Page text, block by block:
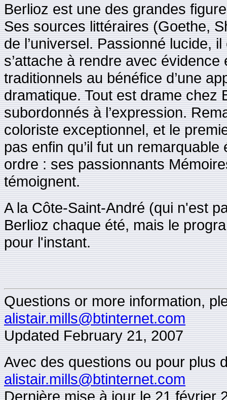
Berlioz est une des grandes
Ses sources littéraires (Goethe,
de l’universel. Passionné lucide,
s’attache à rendre avec
traditionnels au bénéfice d’une
dramatique. Tout est drame chez
subordonnés à l’expression.
coloriste exceptionnel, et le
pas enfin qu’il fut un
ordre : ses passionnants
témoignent.
A la Côte-Saint-André (qui n'est
Berlioz chaque été, mais le
pour l'instant.
Questions or more information,
alistair.mills@btinternet.com
Updated February 21, 2007
Avec des questions ou pour plus
alistair.mills@btinternet.com
Dernière mise à jour le 21 février